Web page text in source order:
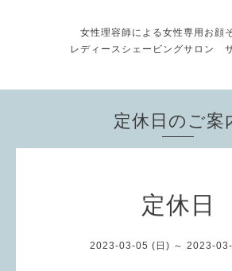
女性理容師による女性専用お顔
レディースシェービングサロン
定休日のご案
定休日
2023-03-05 (日) ～ 2023-